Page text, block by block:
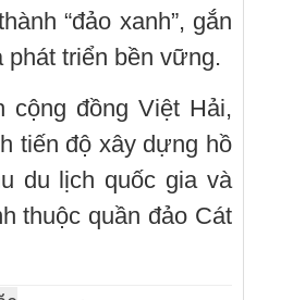
“đảo xanh”, gắn
triển bền vững.
cộng đồng Việt Hải,
tiến độ xây dựng hồ
du lịch quốc gia và
thuộc quần đảo Cát